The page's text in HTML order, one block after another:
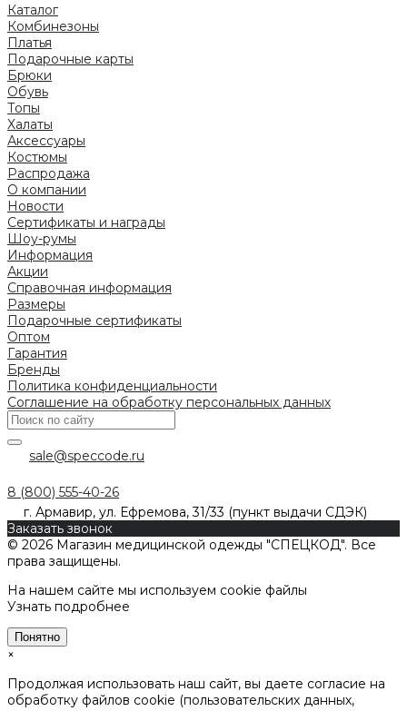
Каталог
Комбинезоны
Платья
Подарочные карты
Брюки
Обувь
Топы
Халаты
Аксессуары
Костюмы
Распродажа
О компании
Новости
Сертификаты и награды
Шоу-румы
Информация
Акции
Справочная информация
Размеры
Подарочные сертификаты
Оптом
Гарантия
Бренды
Политика конфиденциальности
Соглашение на обработку персональных данных
sale@speccode.ru
8 (800) 555-40-26
г. Армавир, ул. Ефремова, 31/33 (пункт выдачи СДЭК)
Заказать звонок
© 2026 Магазин медицинской одежды "СПЕЦКОД". Все
права защищены.
На нашем сайте мы используем cookie файлы
Узнать подробнее
Понятно
×
Продолжая использовать наш сайт, вы даете согласие на
обработку файлов cookie (пользовательских данных,